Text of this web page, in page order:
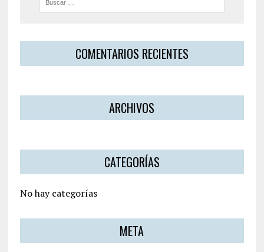
COMENTARIOS RECIENTES
ARCHIVOS
CATEGORÍAS
No hay categorías
META